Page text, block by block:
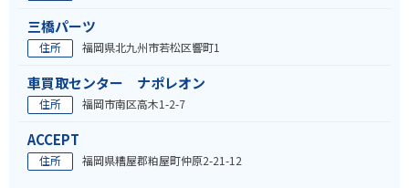
三橋パーツ
住所 福岡県北九州市若松区響町1
車買取センター ナポレオン
住所 福岡市南区高木1-2-7
ACCEPT
住所 福岡県糟屋郡粕屋町仲原2-21-12